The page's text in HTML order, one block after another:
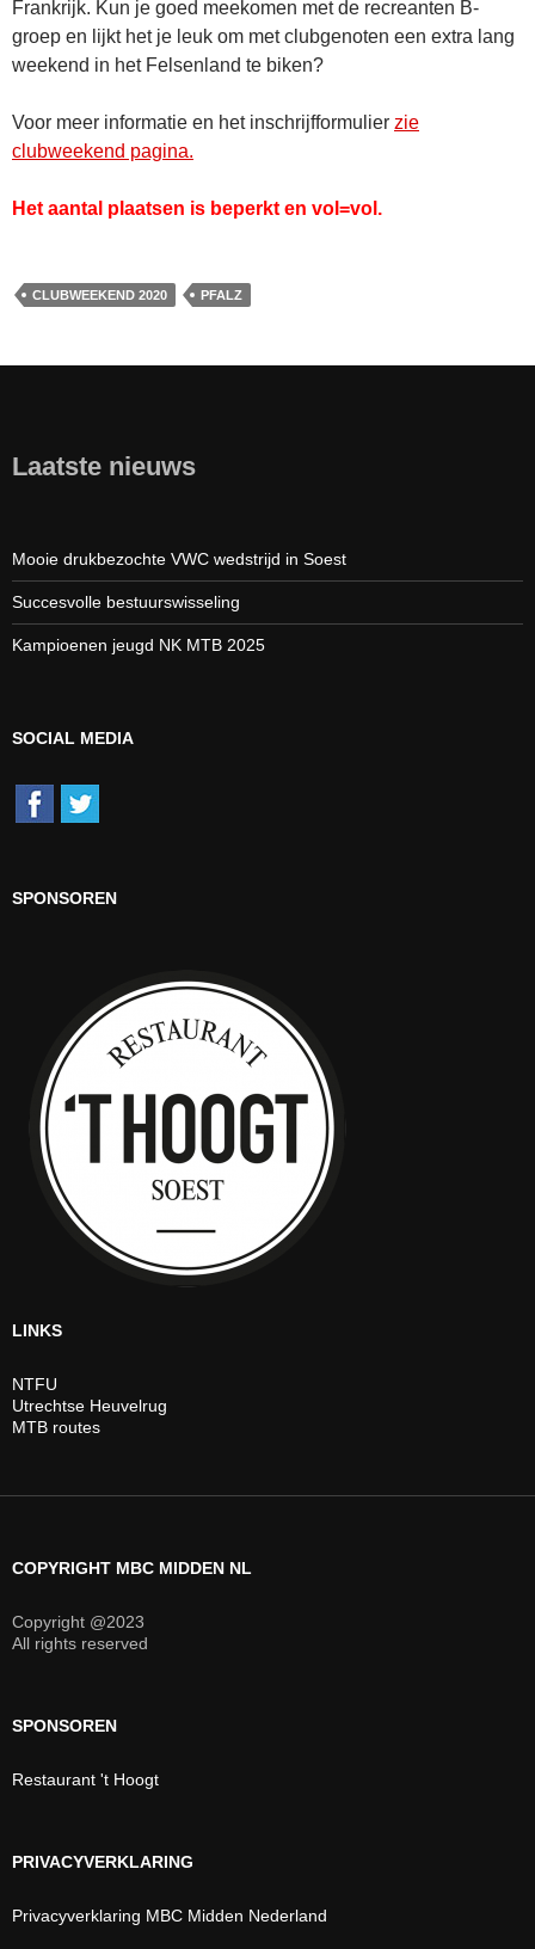
Frankrijk. Kun je goed meekomen met de recreanten B-
groep en lijkt het je leuk om met clubgenoten een extra lang
weekend in het Felsenland te biken?
Voor meer informatie en het inschrijfformulier zie
clubweekend pagina.
Het aantal plaatsen is beperkt en vol=vol.
CLUBWEEKEND 2020 PFALZ
Laatste nieuws
Mooie drukbezochte VWC wedstrijd in Soest
Succesvolle bestuurswisseling
Kampioenen jeugd NK MTB 2025
SOCIAL MEDIA
SPONSOREN
LINKS
NTFU
Utrechtse Heuvelrug
MTB routes
COPYRIGHT MBC MIDDEN NL
Copyright @2023
All rights reserved
SPONSOREN
Restaurant 't Hoogt
PRIVACYVERKLARING
Privacyverklaring MBC Midden Nederland